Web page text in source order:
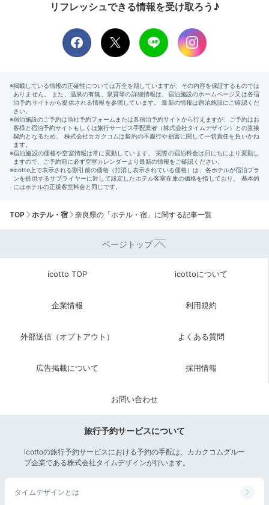
リフレッシュできる情報を受け取ろう♪
TOP ホテル・宿 奈良県の「ホテル・宿」に関する記事一覧
ページトップ
icotto TOP icottoについて
企業情報 利用規約
外部送信（オプトアウト） よくある質問
広告掲載について 採用情報
お問い合わせ
旅行予約サービスについて
icottoの旅行予約サービスにおける予約の手配は、カカクコムグルー
プ企業である株式会社タイムデザインが行います。
タイムデザインとは